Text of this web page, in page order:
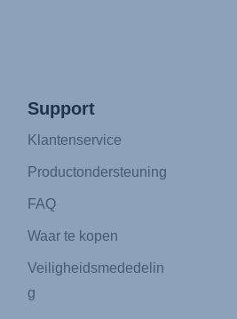
Support
Klantenservice
Productondersteuning
FAQ
Waar te kopen
Veiligheidsmededelin
g